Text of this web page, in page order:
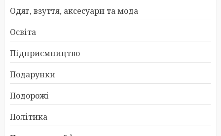
Одяг, взуття, аксесуари та мода
Освіта
Підприємництво
Подарунки
Подорожі
Політика